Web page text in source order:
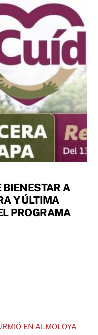
BIENESTAR A
Y ÚLTIMA
PROGRAMA
EN ALMOLOYA